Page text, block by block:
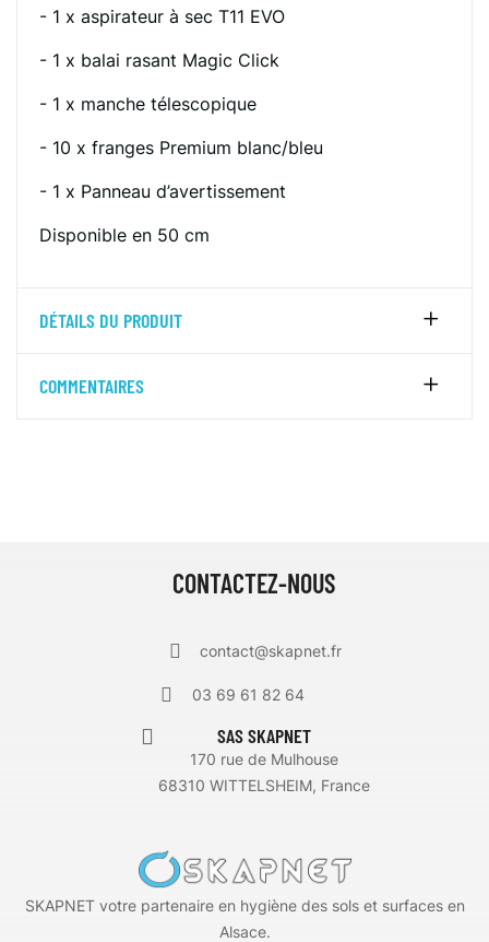
- 1 x aspirateur à sec T11 EVO
- 1 x balai rasant Magic Click
- 1 x manche télescopique
- 10 x franges Premium blanc/bleu
- 1 x Panneau d’avertissement
Disponible en 50 cm
DÉTAILS DU PRODUIT
COMMENTAIRES
CONTACTEZ-NOUS
contact@skapnet.fr
03 69 61 82 64
SAS SKAPNET
170 rue de Mulhouse
68310 WITTELSHEIM, France
SKAPNET votre partenaire en hygiène des sols et surfaces en
Alsace.